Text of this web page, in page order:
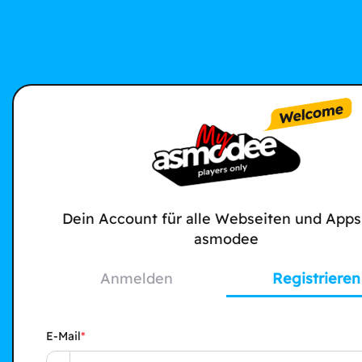
Dein Account für alle Webseiten und
asmodee
Anmelden Registrieren
E-Mail